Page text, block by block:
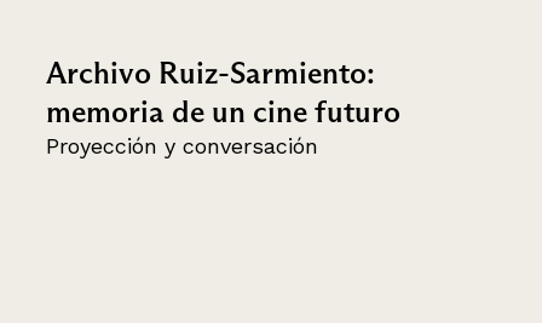
Archivo Ruiz-Sarmiento:
memoria de un cine futuro
Proyección y conversación